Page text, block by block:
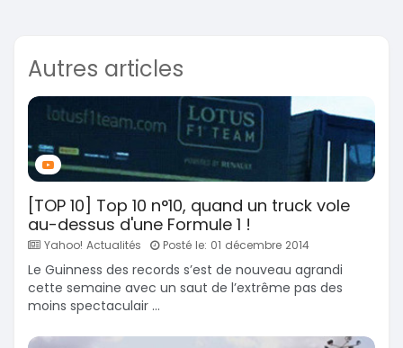
Autres articles
[TOP 10] Top 10 n°10, quand un truck vole
au-dessus d'une Formule 1 !
Yahoo! Actualités Posté le: 01 décembre 2014
Le Guinness des records s’est de nouveau agrandi
cette semaine avec un saut de l’extrême pas des
moins spectaculair ...